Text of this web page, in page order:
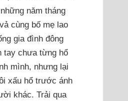
năm tháng
cùng bố mẹ lao
gia đình đông
tay chưa từng hổ
mình, nhưng lại
xấu hổ trước ánh
khác. Trải qua